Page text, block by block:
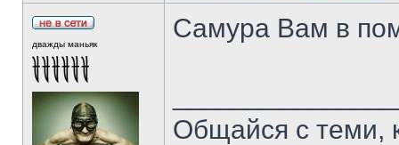
дважды маньяк
Самура Вам в
Общайся с теми,